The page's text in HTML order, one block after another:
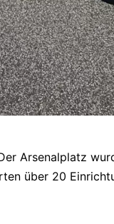
Arsenalplatz
über 20